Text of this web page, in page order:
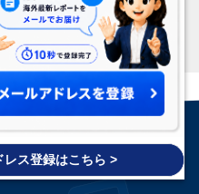
レス登録はこちら >